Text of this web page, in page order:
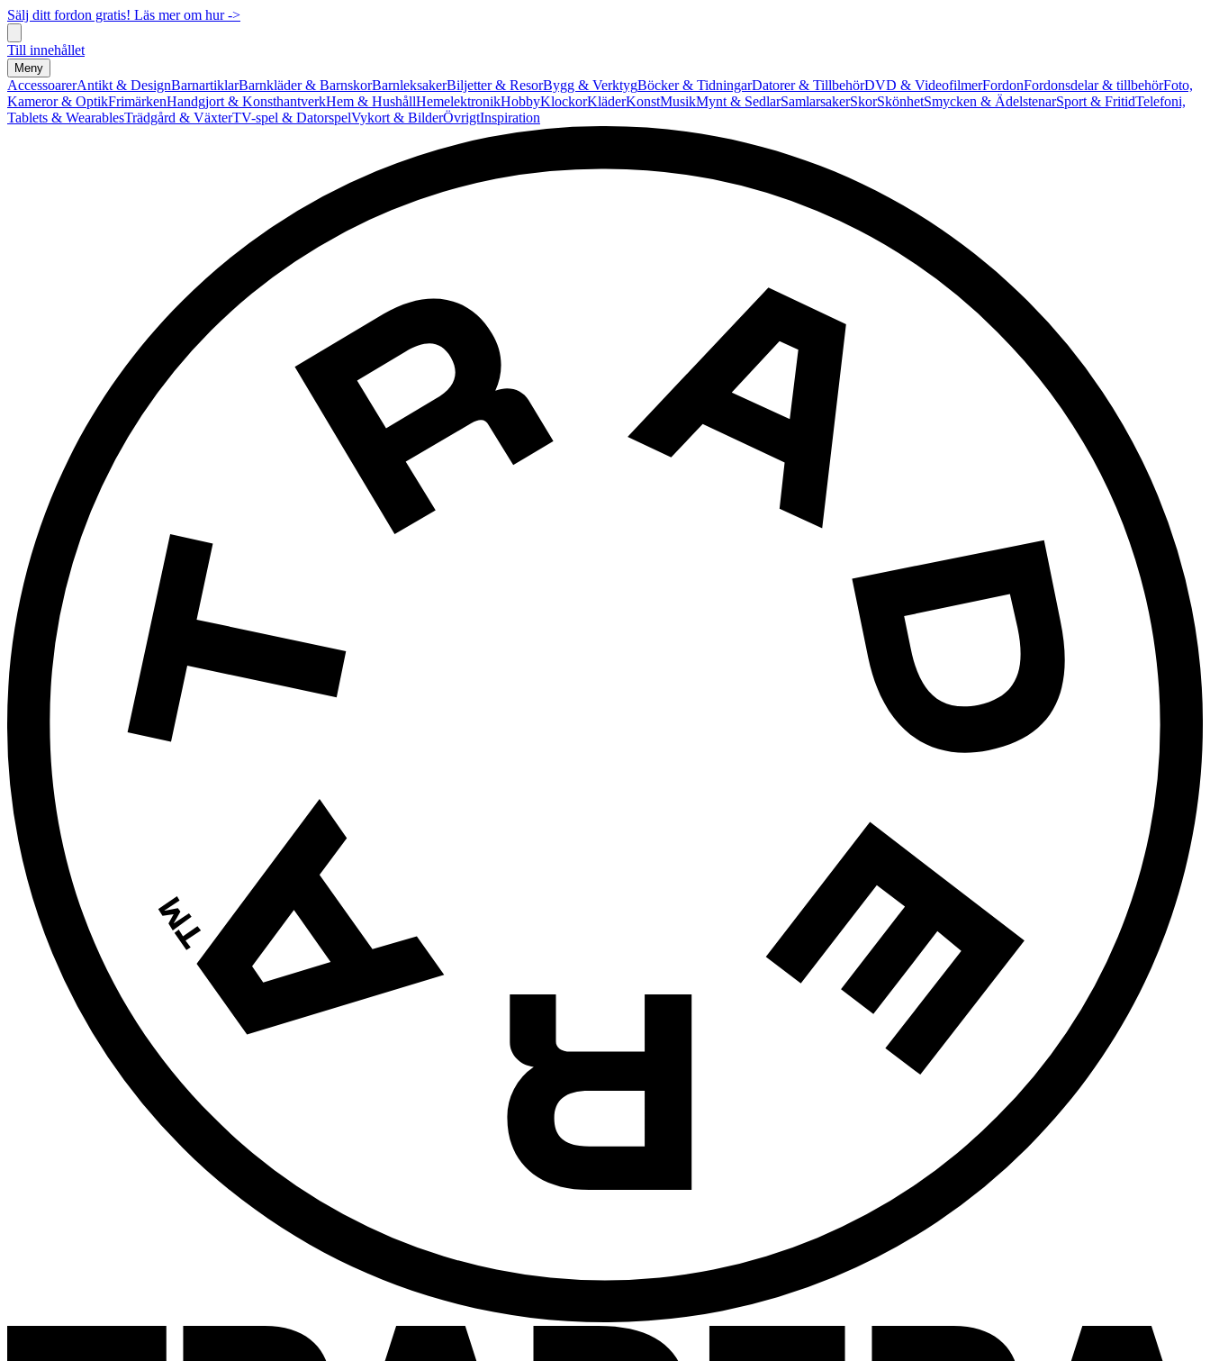
Sälj ditt fordon gratis! Läs mer om hur ->
Till innehållet
Meny
AccessoarerAntikt & DesignBarnartiklarBarnkläder & BarnskorBarnleksakerBiljetter & ResorBygg & VerktygBöcker & TidningarDatorer & TillbehörDVD & VideofilmerFordonFordonsdelar & tillbehörFoto,
Kameror & OptikFrimärkenHandgjort & KonsthantverkHem & HushållHemelektronikHobbyKlockorKläderKonstMusikMynt & SedlarSamlarsakerSkorSkönhetSmycken & ÄdelstenarSport & FritidTelefoni,
Tablets & WearablesTrädgård & VäxterTV-spel & DatorspelVykort & BilderÖvrigtInspiration